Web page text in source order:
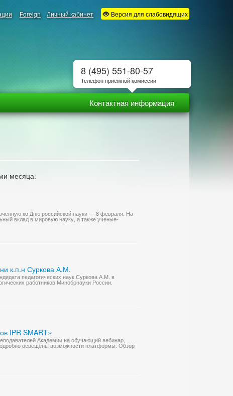
Foreign Личный кабинет Версия для слабовидящих
Контактная информация
месяца:
ко Дню российской науки — 8 февраля. На
вклад в мировую науку, а также ученые-
к.п.н Суркова А.М.
педагогических наук Суркова А.М. в
работников Минобрнауки России.
IPR SMART»
Академии на обучающий вебинар,
освещены возможности платформы: Обзор
8 (495) 551-80-57
Телефон приёмной комиссии